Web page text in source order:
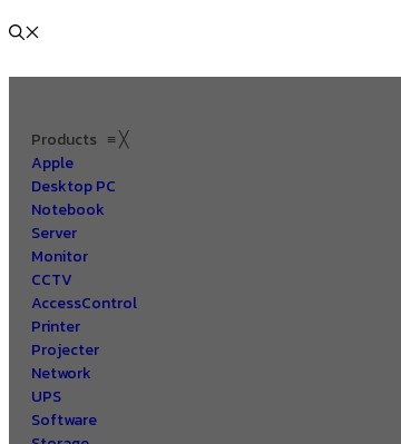
Products ≡╳
Apple
Desktop PC
Notebook
Server
Monitor
CCTV
AccessControl
Printer
Projecter
Network
UPS
Software